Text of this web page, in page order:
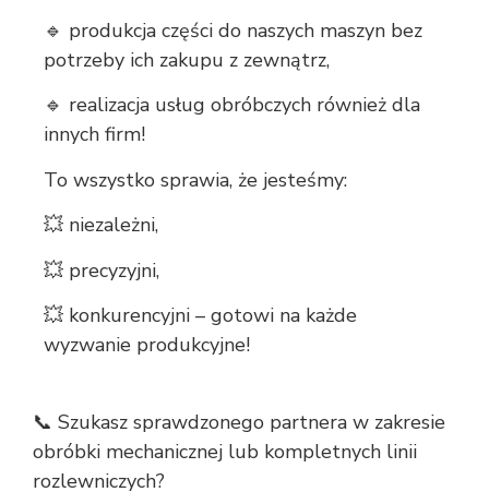
🔹 produkcja części do naszych maszyn bez
potrzeby ich zakupu z zewnątrz,
🔹 realizacja usług obróbczych również dla
innych firm!
To wszystko sprawia, że jesteśmy:
💥 niezależni,
💥 precyzyjni,
💥 konkurencyjni – gotowi na każde
wyzwanie produkcyjne!
📞 Szukasz sprawdzonego partnera w zakresie
obróbki mechanicznej lub kompletnych linii
rozlewniczych?